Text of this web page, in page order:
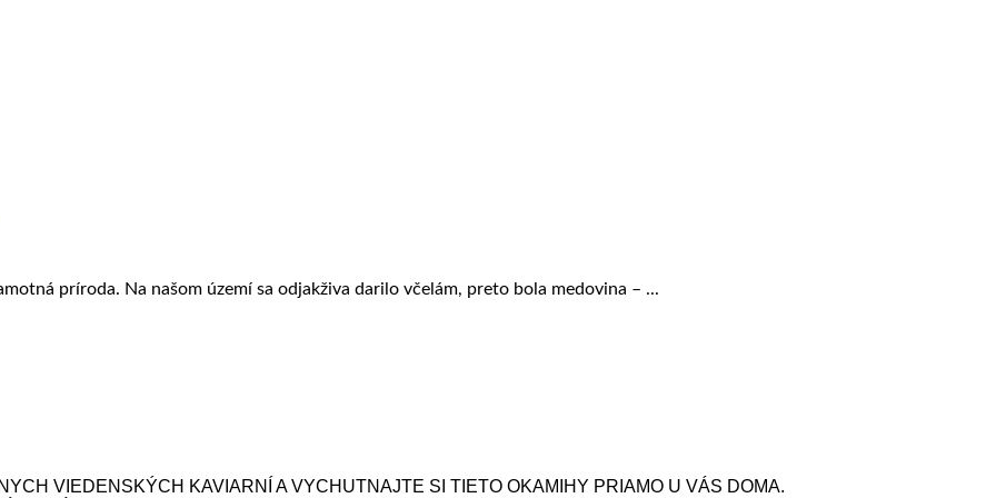
príroda. Na našom území sa odjakživa darilo včelám, preto bola medovina – ...
VIEDENSKÝCH KAVIARNÍ A VYCHUTNAJTE SI TIETO OKAMIHY PRIAMO U VÁS DOMA.